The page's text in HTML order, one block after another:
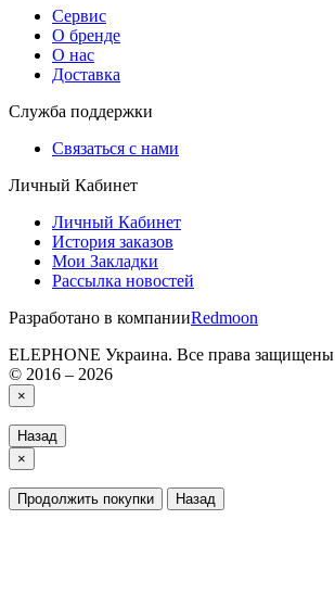
Сервис
О бренде
О нас
Доставка
Служба поддержки
Связаться с нами
Личный Кабинет
Личный Кабинет
История заказов
Мои Закладки
Рассылка новостей
Разработано в компанииRedmoon
ELEPHONE Украина. Все права защищены
© 2016 – 2026
×
Назад
×
Продолжить покупки Назад